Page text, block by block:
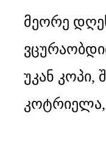
მეორე
უკან კოპი,